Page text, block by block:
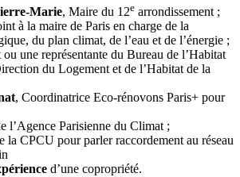
Marie, Maire du 12e arrondissement ;
à la maire de Paris en charge de la
du plan climat, de l’eau et de l’énergie ;
une représentante du Bureau de l’Habitat
du Logement et de l’Habitat de la
, Coordinatrice Eco-rénovons Paris+ pour
l’Agence Parisienne du Climat ;
la CPCU pour parler raccordement au réseau
d’une copropriété.